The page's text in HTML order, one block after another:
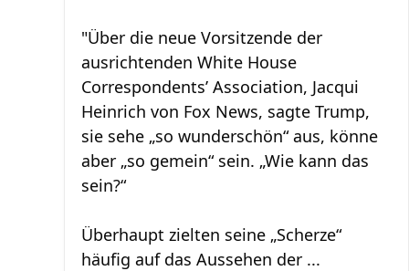
"Über die neue Vorsitzende der
ausrichtenden White House
Correspondents’ Association, Jacqui
Heinrich von Fox News, sagte Trump,
sie sehe „so wunderschön“ aus, könne
aber „so gemein“ sein. „Wie kann das
sein?“
Überhaupt zielten seine „Scherze“
häufig auf das Aussehen der ...